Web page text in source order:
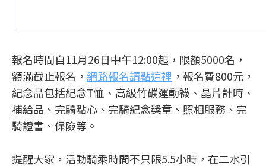
報名時間自11月26日中午12:00起，限額5000名，
額滿截止報名， 網路報名請點這裡 ，報名費800元，
紀念品包括紀念T恤、高級竹碳運動襪、晶片計時、
補給品、完騎點心、完騎紀念獎章、照相服務、完
騎證書、保險等。
提醒大家，活動騎乘時間不只限5.5小時，在二水引